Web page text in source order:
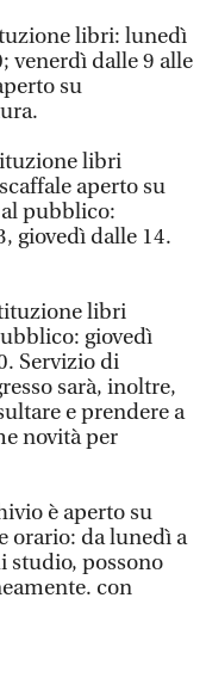
libri: lunedì
venerdì dalle 9 alle
su
libri
aperto su
pubblico:
giovedì dalle 14.
libri
giovedì
Servizio di
sarà, inoltre,
e prendere a
novità per
è aperto su
orario: da lunedì a
studio, possono
con